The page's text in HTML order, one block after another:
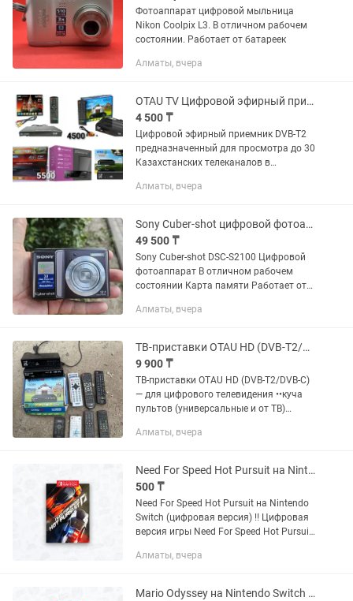
Фотоаппарат цифровой мыльница
Nikon Coolpix L3. В отличном рабочем
состоянии. Работает от батареек
Алматы, вчера
OTAU TV Цифровой эфирный приемник DVB-T2. Отау приставка. Приставка
4 500 ₸
Цифровой эфирный приемник DVB-T2
предназначенный для просмотра до 30
Казахстанских телеканалов в
платы. -Обеспечивает прием и
Алматы, вчера
Sony Cuber-shot цифровой фотоаппарат
49 500 ₸
Sony Cuber-shot DSC-S2100 Цифровой
фотоаппарат В отличном рабочем
состоянии Карта памяти Работает от
Переходник для передачи фото на
Алматы, вчера
ТВ-приставки OTAU HD (DVB-T2/DVB-C) для цифрового телевидения.
9 900 ₸
ТВ-приставки OTAU HD (DVB-T2/DVB-C)
— для цифрового телевидения ••куча
пультов (универсальные и от ТВ)
Лотом отдам за 9900т. Айманова
Алматы, вчера
Need For Speed Hot Pursuit на Nintendo Switch (цифровая версия)
500 ₸
Need For Speed Hot Pursuit на Nintendo
Switch (цифровая версия) ‼️ Цифровая
версия игры Need For Speed Hot Pursuit
модель). Удаленное подключение, игра
Алматы, вчера
Mario Odyssey на Nintendo Switch (цифровая версия)